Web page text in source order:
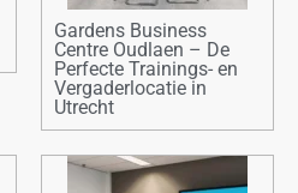
Gardens Business
Centre Oudlaen – De
Perfecte Trainings- en
Vergaderlocatie in
Utrecht